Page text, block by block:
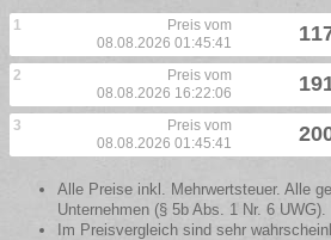
1
Preis vom
08.08.2026 01:45:41
2
Preis vom
08.08.2026 16:22:06
3
Preis vom
08.08.2026 01:45:41
Alle Preise inkl. Mehrwertsteuer. Alle
Unternehmen (§ 5b Abs. 1 Nr. 6 UWG).
Im Preisvergleich sind sehr